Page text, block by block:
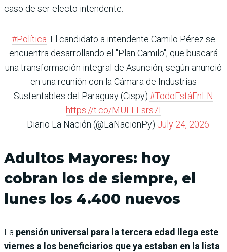
caso de ser electo intendente.
#Política . El candidato a intendente Camilo Pérez se
encuentra desarrollando el "Plan Camilo", que buscará
una transformación integral de Asunción, según anunció
en una reunión con la Cámara de Industrias
Sustentables del Paraguay (Cispy).#TodoEstáEnLN
https://t.co/MUELFsrs7I
— Diario La Nación (@LaNacionPy) July 24, 2026
Adultos Mayores: hoy
cobran los de siempre, el
lunes los 4.400 nuevos
La pensión universal para la tercera edad llega este
viernes a los beneficiarios que ya estaban en la lista